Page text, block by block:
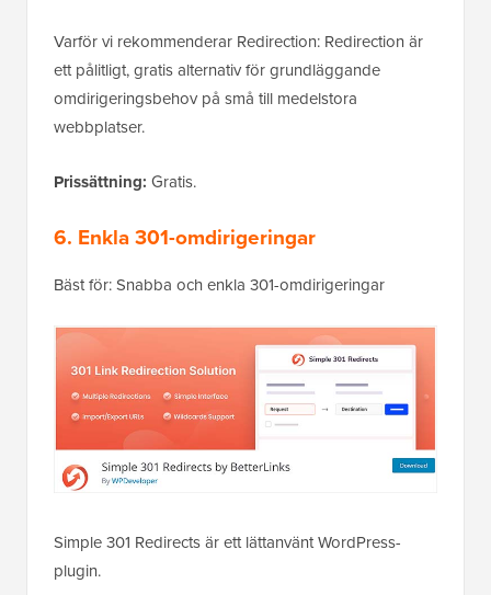
Varför vi rekommenderar Redirection: Redirection är
ett pålitligt, gratis alternativ för grundläggande
omdirigeringsbehov på små till medelstora
webbplatser.
Prissättning: Gratis.
6. Enkla 301-omdirigeringar
Bäst för: Snabba och enkla 301-omdirigeringar
Simple 301 Redirects är ett lättanvänt WordPress-
plugin.